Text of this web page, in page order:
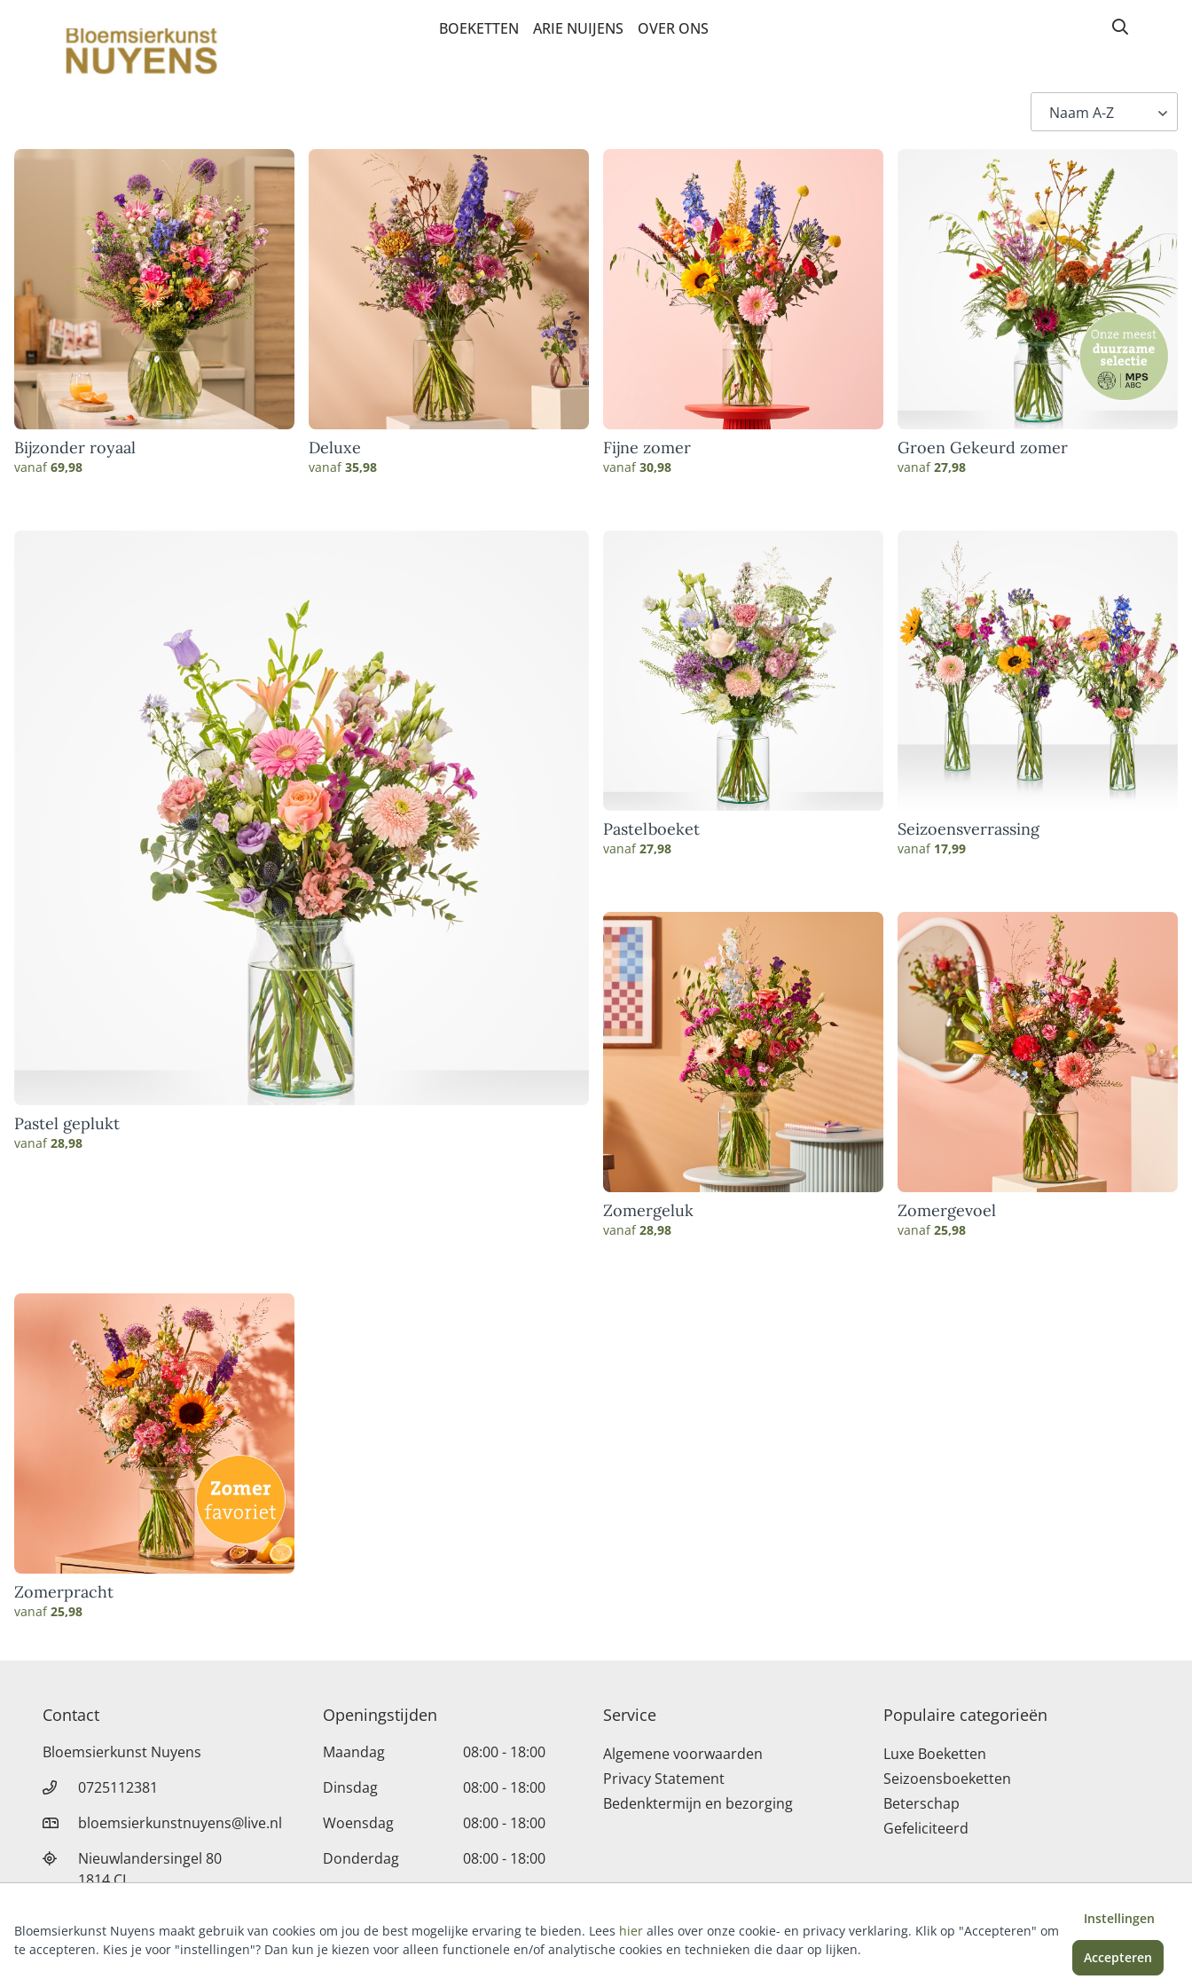
BOEKETTEN
BETERSCHAP EN STERKTE
ROZEN
SEIZOENSBOEKETTEN
VERJAARDAG EN FELICITATIE
LUXE-CADEAUBOEKETTEN
PLANTEN
MEEST DUURZAME KEUZE
ROUW EN CONDOLEANCE
ARIE NUIJENS OVER ONS
Bijzonder royaal
vanaf69,98
Deluxe
vanaf35,98
Fijne zomer
vanaf30,98
Groen Gekeurd zomer
vanaf27,98
Pastel geplukt
vanaf28,98
Pastelboeket
vanaf27,98
Seizoensverrassing
vanaf 17,99
Zomergeluk
vanaf28,98
Zomergevoel
vanaf25,98
Zomerpracht
vanaf25,98
Contact
Bloemsierkunst Nuyens
0725112381
bloemsierkunstnuyens@live.nl
Nieuwlandersingel 80
1814 CL
KvK 37010392
Openingstijden
Maandag
08:00 - 18:00
Dinsdag
08:00 - 18:00
Woensdag
08:00 - 18:00
Donderdag
08:00 - 18:00
Zaterdag
08:00 - 18:00
Service
Algemene voorwaarden
Privacy Statement
Bedenktermijn en bezorging
Populaire categorieën
Luxe Boeketten
Seizoensboeketten
Beterschap
Gefeliciteerd
Bloemsierkunst Nuyens maakt gebruik van cookies om jou de best mogelijke ervaring te bieden. Lees hier alles over onze cookie- en privacy verklaring. Klik op "Accepteren" om
te accepteren. Kies je voor "instellingen"? Dan kun je kiezen voor alleen functionele en/of analytische cookies en technieken die daar op lijken.
Instellingen
Accepteren